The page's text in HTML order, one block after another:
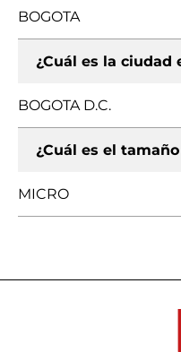
BOGOTA
¿Cuál es la ciudad
BOGOTA D.C.
¿Cuál es el
MICRO